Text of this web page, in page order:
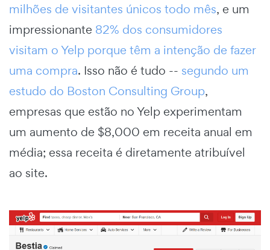
milhões de visitantes únicos todo mês, e um
impressionante 82% dos consumidores
visitam o Yelp porque têm a intenção de fazer
uma compra. Isso não é tudo -- segundo um
estudo do Boston Consulting Group,
empresas que estão no Yelp experimentam
um aumento de $8,000 em receita anual em
média; essa receita é diretamente atribuível
ao site.